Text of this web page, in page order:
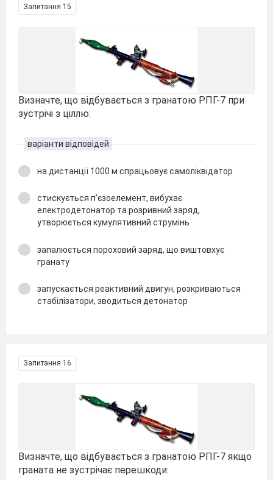
Запитання 15
Визначте, що відбувається з гранатою РПГ-7 при
зустрічі з ціллю:
варіанти відповідей
на дистанції 1000 м спрацьовує самоліквідатор
стискується п’єзоелемент, вибухає
електродетонатор та розривний заряд,
утворюється кумулятивний струмінь
запалюється пороховий заряд, що виштовхує
гранату
запускається реактивний двигун, розкриваються
стабілізатори, зводиться детонатор
Запитання 16
Визначте, що відбувається з гранатою РПГ-7 якщо
граната не зустрічає перешкоди: